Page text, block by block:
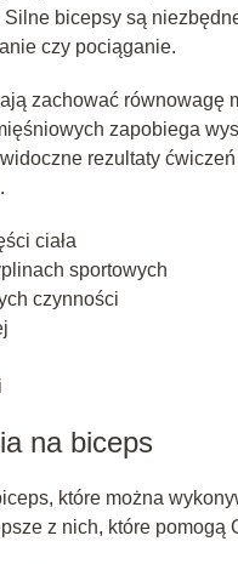
bicepsy są
czy pociąganie.
zachować równowagę
zapobiega
rezultaty
ciała
sportowych
czynności
na biceps
które można
z nich, które